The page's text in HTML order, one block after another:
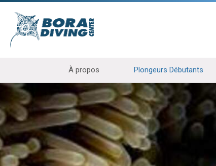
À propos Plongeurs Débutants